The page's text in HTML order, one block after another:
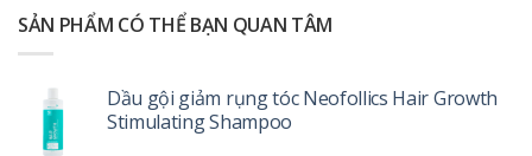
cách
dựng
trưởng”
cho
cần
lưu
phẩm
chăm
nào
của
Neofollics
SẢN PHẨM CÓ THỂ BẠN QUAN TÂM
Dầu gội giảm rụng tóc Neofollics Hair Growth
Stimulating Shampoo